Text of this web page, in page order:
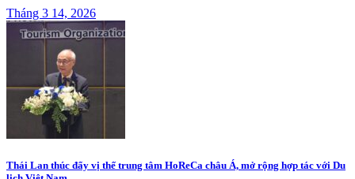
Tháng 3 14, 2026
Thái Lan thúc đẩy vị thế trung tâm HoReCa châu Á, mở rộng hợp tác với Du